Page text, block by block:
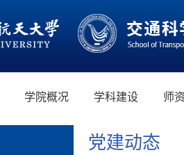
学院概况 学科建设 师
党建动态